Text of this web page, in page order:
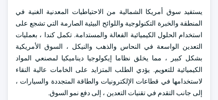
يستفيد سوق أمريكا الشمالية من الاحتياطيات المعدنية الغنية في
المنطقة والخبرة التكنولوجية واللوائح البيئية الصارمة التي تشجع على
استخدام الحلول الكيميائية الفعالة والمستدامة. تكمل كندا ، بعمليات
التعدين الواسعة في النحاس والذهب والنيكل ، السوق الأمريكية
بشكل كبير ، مما يخلق نظاما إيكولوجيا ديناميكيا لمصنعي المواد
الكيميائية للتعويم. يؤدي الطلب المتزايد على الخامات عالية النقاء
لاستخدامها في قطاعات الإلكترونيات والطاقة المتجددة والسيارات ،
إلى جانب التقدم في تقنيات التعدين ، إلى دفع نمو السوق.